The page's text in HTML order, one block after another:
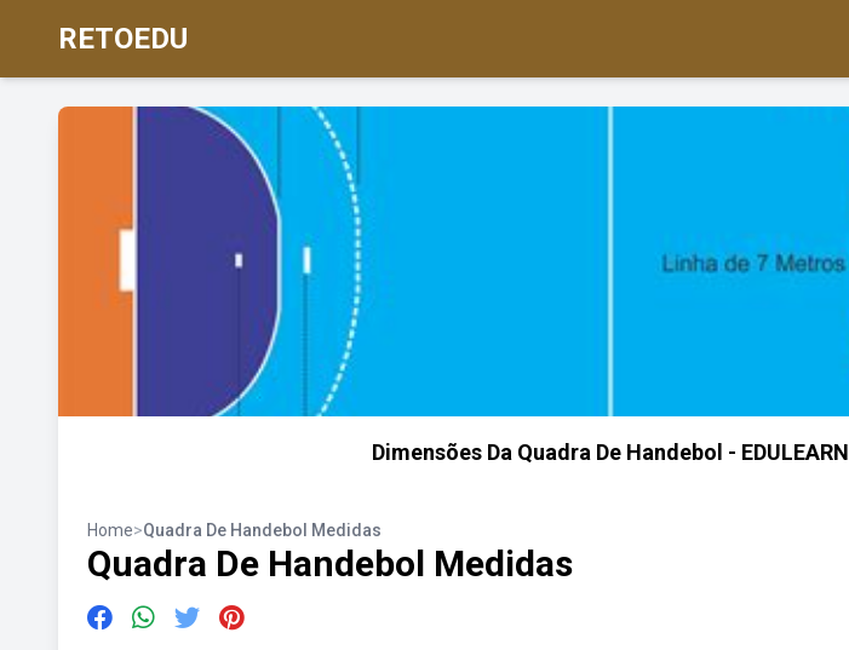
RETOEDU
Dimensões Da Quadra De Handebol - EDULEARN
Home>Quadra De Handebol Medidas
Quadra De Handebol Medidas